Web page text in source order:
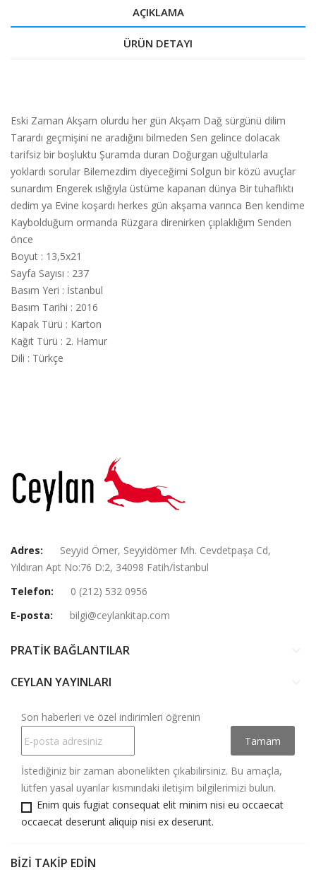
AÇIKLAMA
ÜRÜN DETAYI
Eski Zaman Akşam olurdu her gün Akşam Dağ sürgünü dilim
Tarardı geçmişini ne aradığını bilmeden Sen gelince dolacak
tarifsiz bir boşluktu Şuramda duran Doğurgan uğultularla
yoklardı sorular Bilemezdim diyeceğimi Solgun bir közü avuçlar
sunardım Engerek ıslığıyla üstüme kapanan dünya Bir tuhaflıktı
dedim ya Evine koşardı herkes gün akşama varınca Ben kendime
Kaybolduğum ormanda Rüzgara direnirken çıplaklığım Senden
önce
Boyut : 13,5x21
Sayfa Sayısı : 237
Basım Yeri : İstanbul
Basım Tarihi : 2016
Kapak Türü : Karton
Kağıt Türü : 2. Hamur
Dili : Türkçe
Adres:
Seyyid Ömer, Seyyidömer Mh. Cevdetpaşa Cd,
Yıldıran Apt No:76 D:2, 34098 Fatih/İstanbul
Telefon:
0 (212) 532 0956
E-posta:
bilgi@ceylankitap.com
PRATİK BAĞLANTILAR
CEYLAN YAYINLARI
Son haberleri ve özel indirimleri öğrenin
İstediğiniz bir zaman abonelikten çıkabilirsiniz. Bu amaçla,
lütfen yasal uyarılar kısmındaki iletişim bilgilerimizi bulun.
Enim quis fugiat consequat elit minim nisi eu occaecat
occaecat deserunt aliquip nisi ex deserunt.
BIZI TAKIP EDIN